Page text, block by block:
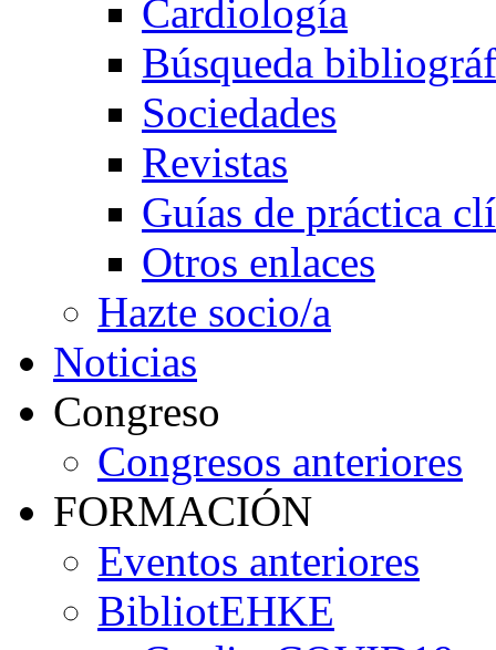
Cardiología
Búsqueda
Sociedades
Revistas
Guías de práctica
Otros enlaces
Hazte socio/a
Noticias
Congreso
Congresos anteriores
FORMACIÓN
Eventos anteriores
BibliotEHKE